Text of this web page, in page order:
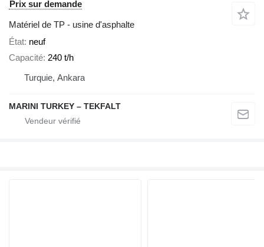
Prix sur demande
Matériel de TP - usine d'asphalte
État neuf
Capacité 240 t/h
Turquie, Ankara
MARINI TURKEY – TEKFALT